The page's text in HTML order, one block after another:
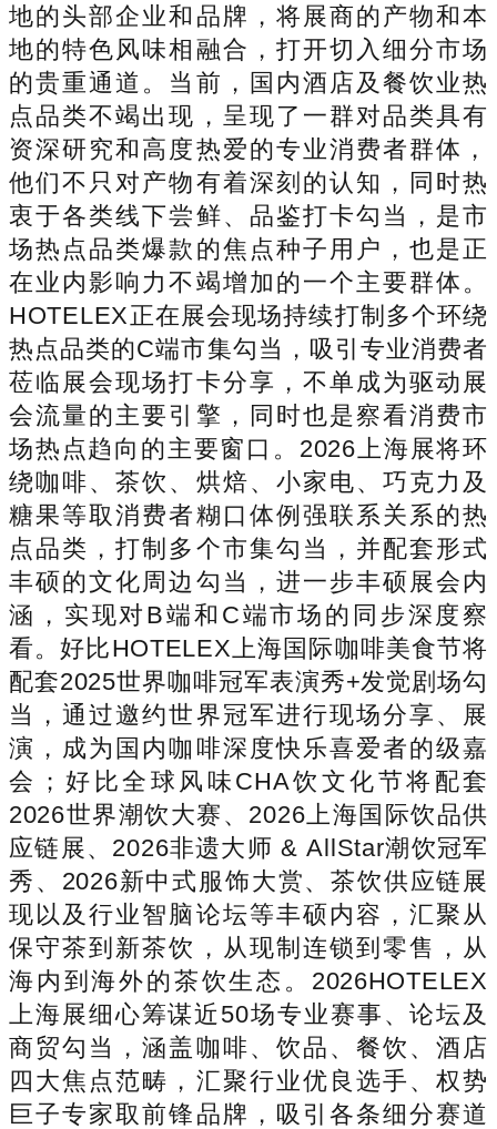
地的头部企业和品牌，将展商的产物和本
地的特色风味相融合，打开切入细分市场
的贵重通道。当前，国内酒店及餐饮业热
点品类不竭出现，呈现了一群对品类具有
资深研究和高度热爱的专业消费者群体，
他们不只对产物有着深刻的认知，同时热
衷于各类线下尝鲜、品鉴打卡勾当，是市
场热点品类爆款的焦点种子用户，也是正
在业内影响力不竭增加的一个主要群体。
HOTELEX正在展会现场持续打制多个环绕
热点品类的C端市集勾当，吸引专业消费者
莅临展会现场打卡分享，不单成为驱动展
会流量的主要引擎，同时也是察看消费市
场热点趋向的主要窗口。2026上海展将环
绕咖啡、茶饮、烘焙、小家电、巧克力及
糖果等取消费者糊口体例强联系关系的热
点品类，打制多个市集勾当，并配套形式
丰硕的文化周边勾当，进一步丰硕展会内
涵，实现对B端和C端市场的同步深度察
看。好比HOTELEX上海国际咖啡美食节将
配套2025世界咖啡冠军表演秀+发觉剧场勾
当，通过邀约世界冠军进行现场分享、展
演，成为国内咖啡深度快乐喜爱者的级嘉
会；好比全球风味CHA饮文化节将配套
2026世界潮饮大赛、2026上海国际饮品供
应链展、2026非遗大师 & AllStar潮饮冠军
秀、2026新中式服饰大赏、茶饮供应链展
现以及行业智脑论坛等丰硕内容，汇聚从
保守茶到新茶饮，从现制连锁到零售，从
海内到海外的茶饮生态。2026HOTELEX
上海展细心筹谋近50场专业赛事、论坛及
商贸勾当，涵盖咖啡、饮品、餐饮、酒店
四大焦点范畴，汇聚行业优良选手、权势
巨子专家取前锋品牌，吸引各条细分赛道